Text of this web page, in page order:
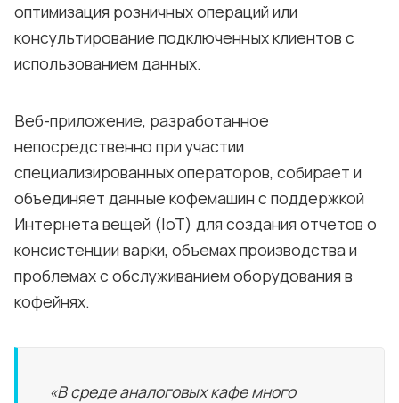
оптимизация розничных операций или
консультирование подключенных клиентов с
использованием данных.
Веб-приложение, разработанное
непосредственно при участии
специализированных операторов, собирает и
объединяет данные кофемашин с поддержкой
Интернета вещей (IoT) для создания отчетов о
консистенции варки, объемах производства и
проблемах с обслуживанием оборудования в
кофейнях.
«В среде аналоговых кафе много